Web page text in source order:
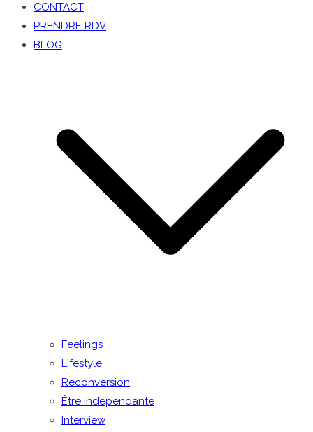
CONTACT
PRENDRE RDV
BLOG
Feelings
Lifestyle
Reconversion
Être indépendante
Interview